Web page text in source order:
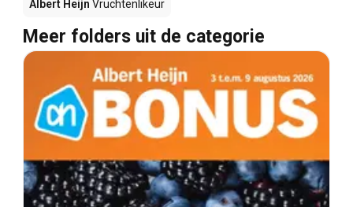
Albert Heijn Vruchtenlikeur
Meer folders uit de categorie